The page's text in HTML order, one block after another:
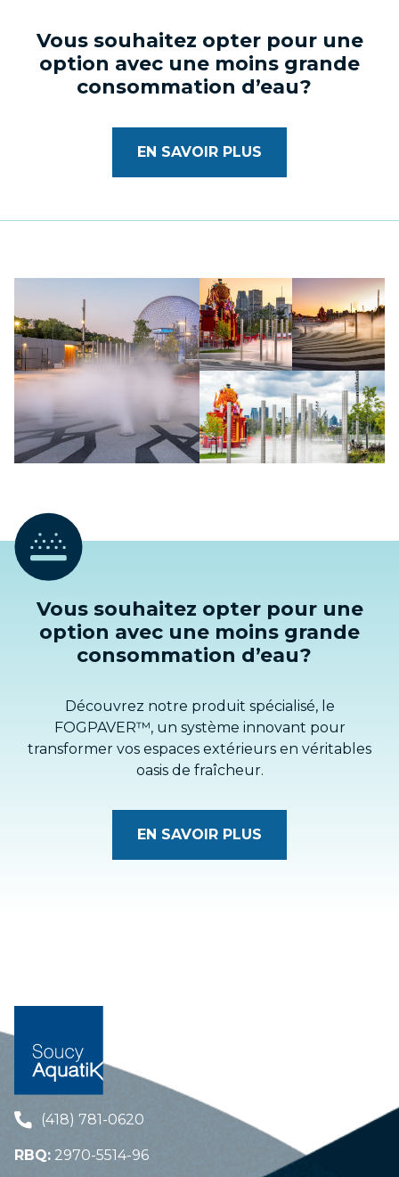
Vous souhaitez opter pour une
option avec une moins grande
consommation d’eau?
EN SAVOIR PLUS
Vous souhaitez opter pour une
option avec une moins grande
consommation d’eau?
Découvrez notre produit spécialisé, le
FOGPAVER™, un système innovant pour
transformer vos espaces extérieurs en véritables
oasis de fraîcheur.
EN SAVOIR PLUS
(418) 781-0620
RBQ: 2970-5514-96